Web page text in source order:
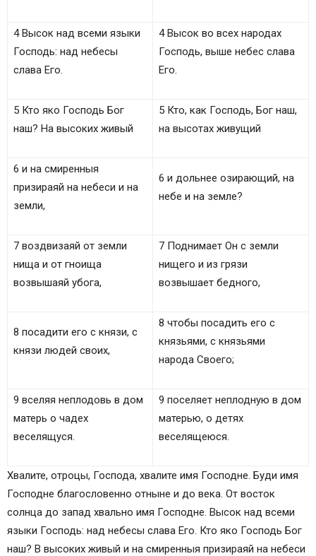
4 Высок над всеми языки
Господь: над небесы
слава Его.
4 Высок во всех народах
Господь, выше небес слава
Его.
5 Кто яко Господь Бог
наш? На высоких живый
5 Кто, как Господь, Бог наш,
на высотах живущий
6 и на смиренныя
призираяй на небеси и на
земли,
6 и дольнее озирающий, на
небе и на земле?
7 воздвизаяй от земли
нища и от гноища
возвышаяй убога,
7 Поднимает Он с земли
нищего и из грязи
возвышает бедного,
8 посадити eго с князи, с
князи людей своих,
8 чтобы посадить его с
князьями, с князьями
народа Своего;
9 вселяя неплодовь в дом
матерь о чадех
веселящуся.
9 поселяет неплодную в дом
матерью, о детях
веселящеюся.
Хвалите, отроцы, Господа, хвалите имя Господне. Буди имя
Господне благословенно отныне и до века. От восток
солнца до запад хвально имя Господне. Высок над всеми
языки Господь: над небесы слава Его. Кто яко Господь Бог
наш? В высоких живый и на смиренныя призираяй на небеси